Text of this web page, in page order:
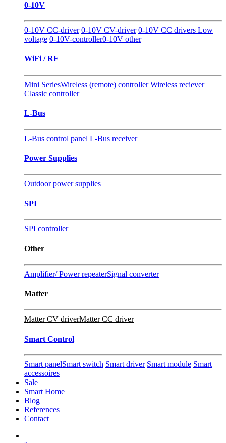
0-10V
0-10V CC-driver 0-10V CV-driver 0-10V CC drivers Low
voltage 0-10V-controller0-10V other
WiFi / RF
Mini SeriesWireless (remote) controller Wireless reciever
Classic controller
L-Bus
L-Bus control panel L-Bus receiver
Power Supplies
Outdoor power supplies
SPI
SPI controller
Other
Amplifier/ Power repeaterSignal converter
Matter
Matter CV driverMatter CC driver
Smart Control
Smart panelSmart switch Smart driver Smart module Smart
accessoires
Sale
Smart Home
Blog
References
Contact